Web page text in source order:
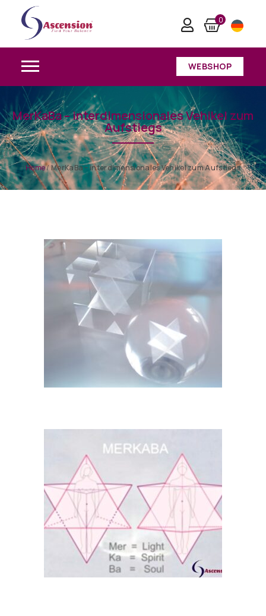
0
WEBSHOP
MerKaBa – interdimensionales Vehikel zum
Aufstiegs
Home/MerKaBa – interdimensionales Vehikel zum Aufstiegs